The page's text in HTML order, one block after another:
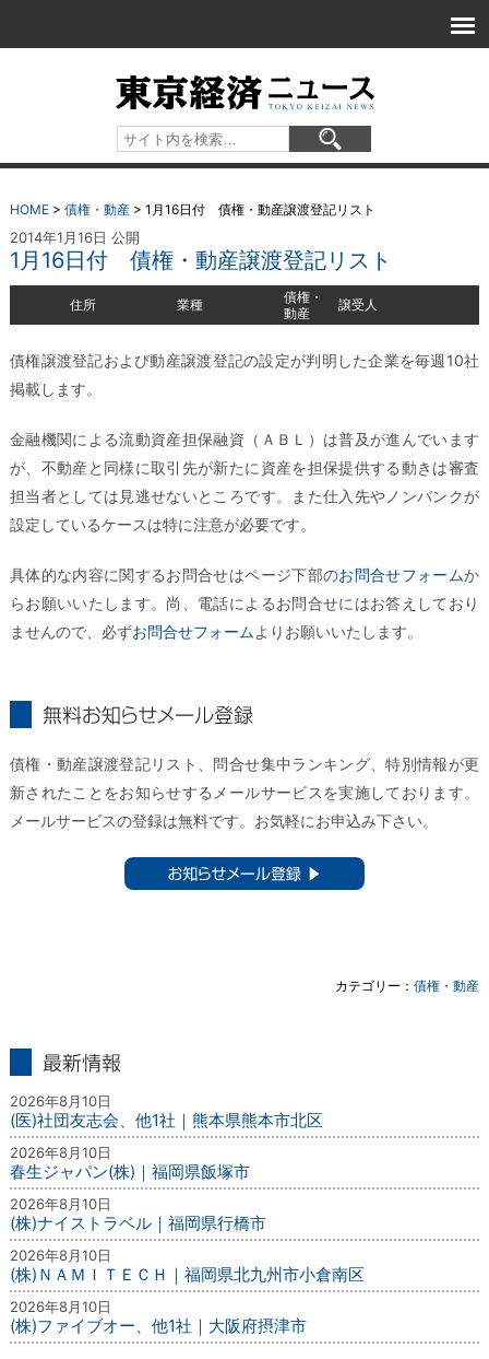
HOME> 債権・動産> 1月16日付 債権・動産譲渡登記リスト
2014年1月16日 公開
1月16日付 債権・動産譲渡登記リスト
住所 業種
債権・
動産
譲受人
債権譲渡登記および動産譲渡登記の設定が判明した企業を毎週10社
掲載します。
金融機関による流動資産担保融資（ＡＢＬ）は普及が進んでいます
が、不動産と同様に取引先が新たに資産を担保提供する動きは審査
担当者としては見逃せないところです。また仕入先やノンバンクが
設定しているケースは特に注意が必要です。
具体的な内容に関するお問合せはページ下部のお問合せフォームか
らお願いいたします。尚、電話によるお問合せにはお答えしており
ませんので、必ずお問合せフォームよりお願いいたします。
債権・動産譲渡登記リスト、問合せ集中ランキング、特別情報が更
新されたことをお知らせするメールサービスを実施しております。
メールサービスの登録は無料です。お気軽にお申込み下さい。
カテゴリー：債権・動産
2026年8月10日
(医)社団友志会、他1社｜熊本県熊本市北区
2026年8月10日
春生ジャパン(株)｜福岡県飯塚市
2026年8月10日
(株)ナイストラベル｜福岡県行橋市
2026年8月10日
(株)ＮＡＭＩＴＥＣＨ｜福岡県北九州市小倉南区
2026年8月10日
(株)ファイブオー、他1社｜大阪府摂津市